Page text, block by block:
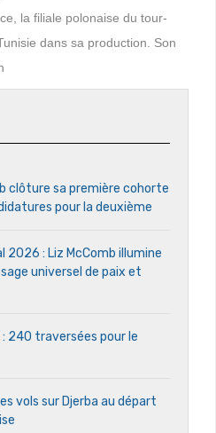
la filiale polonaise du tour-
dans sa production. Son
clôture sa première cohorte
pour la deuxième
2026 : Liz McComb illumine
universel de paix et
240 traversées pour le
vols sur Djerba au départ